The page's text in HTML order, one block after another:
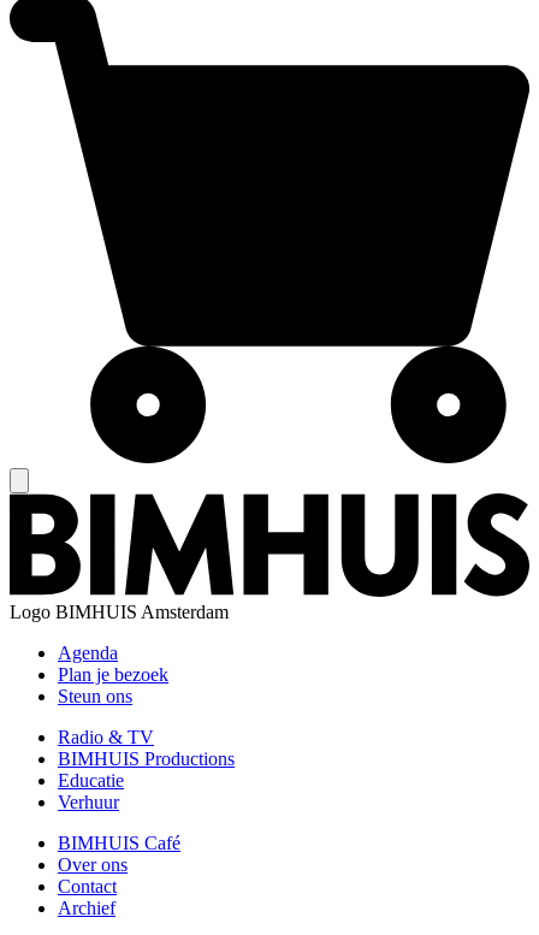
Logo BIMHUIS Amsterdam
Agenda
Plan je bezoek
Steun ons
Radio & TV
BIMHUIS Productions
Educatie
Verhuur
BIMHUIS Café
Over ons
Contact
Archief